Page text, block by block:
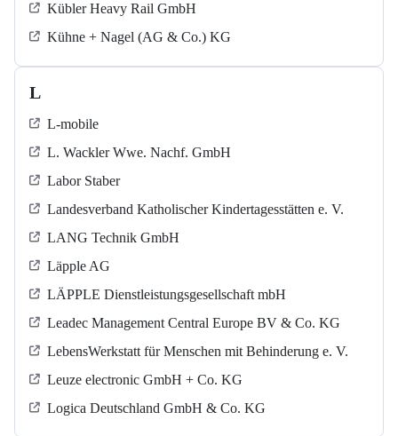
Kübler Heavy Rail GmbH
Kühne + Nagel (AG & Co.) KG
L
L-mobile
L. Wackler Wwe. Nachf. GmbH
Labor Staber
Landesverband Katholischer Kindertagesstätten e. V.
LANG Technik GmbH
Läpple AG
LÄPPLE Dienstleistungsgesellschaft mbH
Leadec Management Central Europe BV & Co. KG
LebensWerkstatt für Menschen mit Behinderung e. V.
Leuze electronic GmbH + Co. KG
Logica Deutschland GmbH & Co. KG